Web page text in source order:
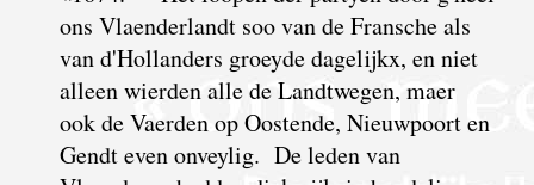
ons Vlaenderlandt soo van de Fransche als
van d'Hollanders groeyde dagelijkx, en niet
alleen wierden alle de Landtwegen, maer
ook de Vaerden op Oostende, Nieuwpoort en
Gendt even onveylig. De leden van